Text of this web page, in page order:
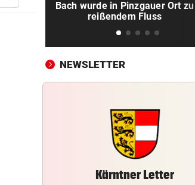
NACH HARTEM KAMPF vor
Viertelfinale
NACH RIESENSKANDAL
Gift in Babymilch:
Bach wurde in Pinzgauer Ort zu
reißendem Fluss
NEWSLETTER
Kärntner Letter